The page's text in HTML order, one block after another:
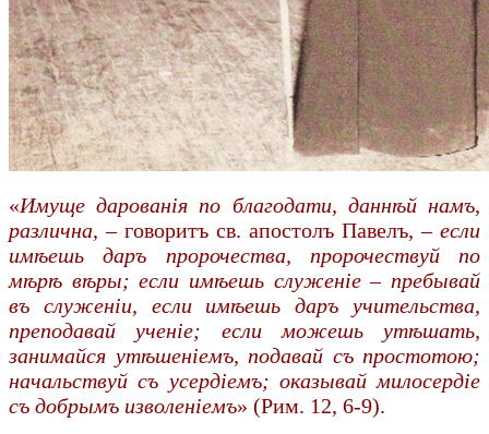
«Имуще дарованія по благодати, даннѣй намъ,
различна, – говоритъ св. апостолъ Павелъ,– если
имѣешь даръ пророчества, пророчествуй по
мѣрѣ вѣры; если имѣешь служеніе – пребывай
въ служеніи, если имѣешь даръ учительства,
преподавай ученіе; если можешь утѣшать,
занимайся утѣшеніемъ, подавай съ простотою;
начальствуй съ усердіемъ; оказывай милосердіе
съ добрымъ изволеніемъ» (Рим. 12, 6-9).